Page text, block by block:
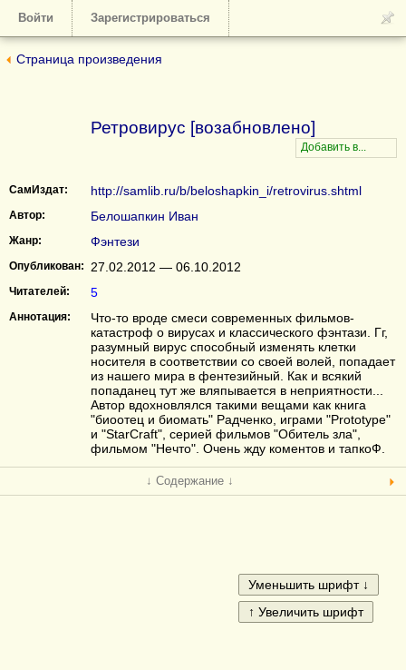
Войти Зарегистрироваться
Страница произведения
Ретровирус [возабновлено]
СамИздат: http://samlib.ru/b/beloshapkin_i/retrovirus.shtml
Автор: Белошапкин Иван
Жанр: Фэнтези
Опубликован: 27.02.2012 — 06.10.2012
Читателей: 5
Аннотация:
Что-то вроде смеси современных фильмов-
катастроф о вирусах и классического фэнтази. Гг,
разумный вирус способный изменять клетки
носителя в соответствии со своей волей, попадает
из нашего мира в фентезийный. Как и всякий
попаданец тут же вляпывается в неприятности...
Автор вдохновлялся такими вещами как книга
"биоотец и биомать" Радченко, играми "Prototype"
и "StarCraft", серией фильмов "Обитель зла",
фильмом "Нечто". Очень жду коментов и тапкоФ.
↓ Содержание ↓